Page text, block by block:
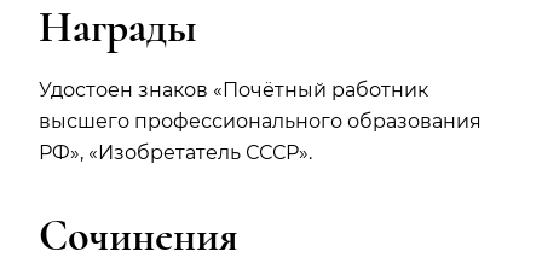
Награды
Удостоен знаков «Почётный работник
высшего профессионального образования
РФ», «Изобретатель СССР».
Сочинения